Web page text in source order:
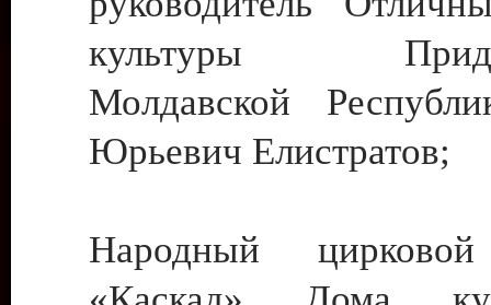
культуры
Молдавской
Юрьевич Елистратов;
Народный цирковой